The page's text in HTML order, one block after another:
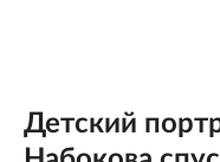
Детский